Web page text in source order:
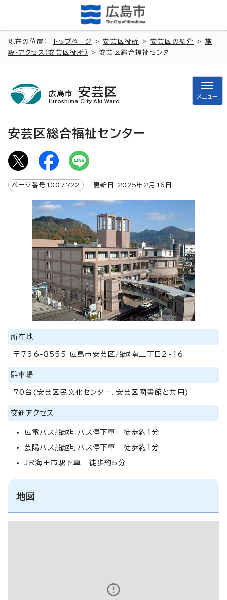
現在の位置： トップページ >安芸区役所 >安芸区の紹介 > 施
設・アクセス（安芸区役所）
> 安芸区総合福祉センター
広島市 安芸区
Hiroshima City Aki Ward
メニュー
安芸区総合福祉センター
ページ番号 1007722 更新日 2025年2月 16 日
所在地
〒736-8555 広島市安芸区船越南三丁目2-16
駐車場
70台(安芸区民文化センター、安芸区図書館と共用)
交通アクセス
広電バス船越町バス停下車 徒歩約1分
芸陽バス船越町バス停下車 徒歩約1分
JR海田市駅下車 徒歩約5分
地図